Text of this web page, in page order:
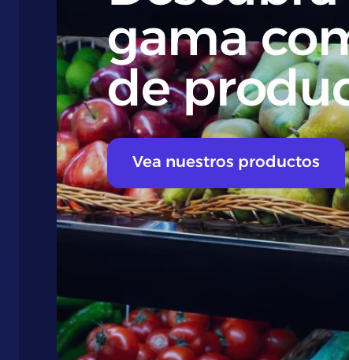
gama
de
Vea nuestros productos